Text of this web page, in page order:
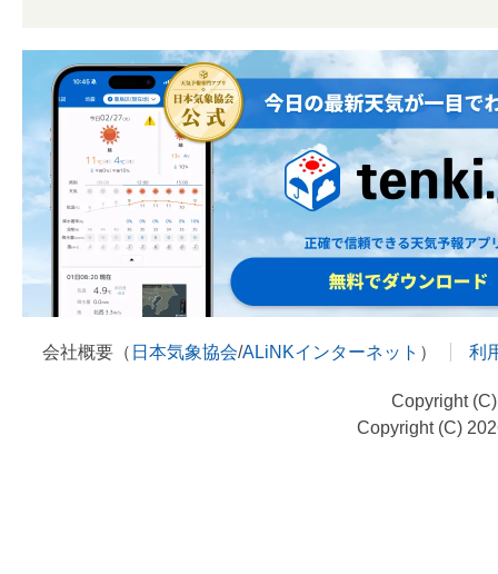
会社概要（ 日本気象協会/ALiNKインターネット ） 利
Copyright
Copyright (C)